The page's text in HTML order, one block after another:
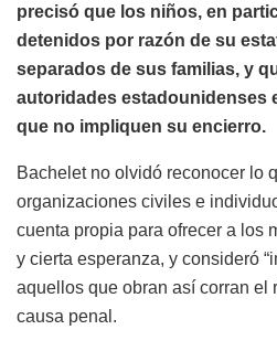
precisó que los niños, en
detenidos por razón de su
separados de sus familias, y
autoridades estadounidenses
que no impliquen su encierro.
Bachelet no olvidó reconocer lo
organizaciones civiles e
cuenta propia para ofrecer a los
y cierta esperanza, y consideró
aquellos que obran así corran el
causa penal.